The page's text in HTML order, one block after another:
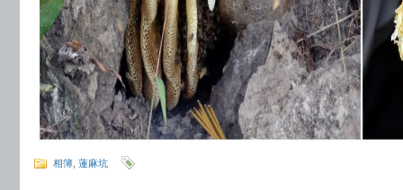
相簿 蓮麻坑